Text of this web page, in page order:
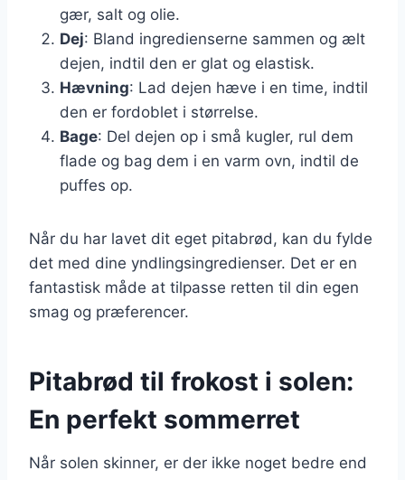
gær, salt og olie.
Dej: Bland ingredienserne sammen og ælt
dejen, indtil den er glat og elastisk.
Hævning: Lad dejen hæve i en time, indtil
den er fordoblet i størrelse.
Bage: Del dejen op i små kugler, rul dem
flade og bag dem i en varm ovn, indtil de
puffes op.
Når du har lavet dit eget pitabrød, kan du fylde
det med dine yndlingsingredienser. Det er en
fantastisk måde at tilpasse retten til din egen
smag og præferencer.
Pitabrød til frokost i solen:
En perfekt sommerret
Når solen skinner, er der ikke noget bedre end